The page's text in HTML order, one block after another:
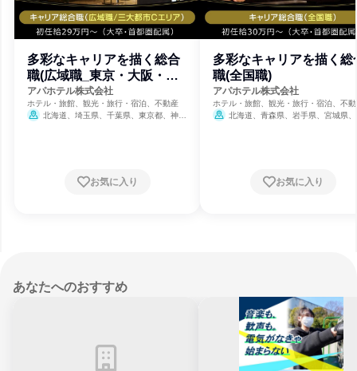
多彩なキャリアを描く総合
職(広域職_東京・大阪・北
海道近郊)
アパホテル株式会社
ホテル・旅館、観光・旅行・宿泊、不動産
北海道、埼玉県、千葉県、東京都、神奈
お気に入り
多彩なキャリアを描く総
職(全国職)
アパホテル株式会社
ホテル・旅館、観光・旅行・宿泊、不
北海道、青森県、岩手県、宮城県
良県、和歌山県、鳥取県、岡山県、広
山口県、香川県、愛媛県、福岡県、佐
お気に入り
あなたへのおすすめ